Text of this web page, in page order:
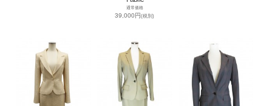
通常価格
39,000円(税別)